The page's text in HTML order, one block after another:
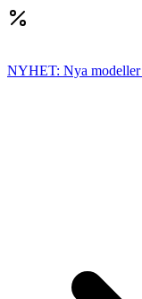
NYHET: Nya